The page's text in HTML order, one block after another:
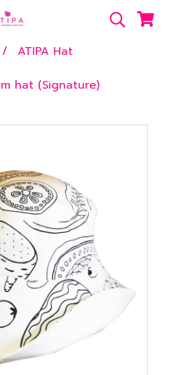
ATIPA Hat
hat (Signature)